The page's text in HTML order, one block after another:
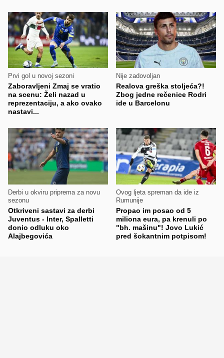
Prvi gol u novoj sezoni
Zaboravljeni Zmaj se vratio
na scenu: Želi nazad u
reprezentaciju, a ako ovako
nastavi...
Nije zadovoljan
Realova greška stoljeća?!
Zbog jedne rečenice Rodri
ide u Barcelonu
Derbi u okviru priprema za novu
sezonu
Otkriveni sastavi za derbi
Juventus - Inter, Spalletti
donio odluku oko
Alajbegovića
Ovog ljeta spreman da ide iz
Rumunije
Propao im posao od 5
miliona eura, pa krenuli po
"bh. mašinu"! Jovo Lukić
pred šokantnim potpisom!